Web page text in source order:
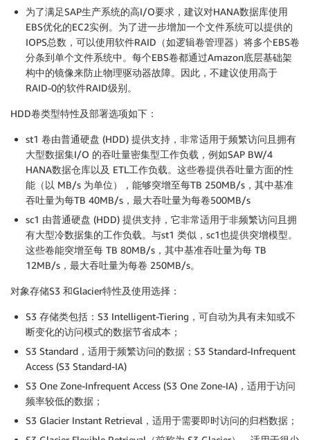
为了满足SAP生产系统的高I/O要求，建议对HANA数据库使用
EBS优化的EC2实例。为了进一步增加一个文件系统可以提供的
IOPS总数，可以使用软件RAID（如逻辑卷管理器）将多个EBS卷
分条到单个文件系统中。每个EBS卷都通过Amazon底层基础架
构中的镜像来防止物理驱动器故障。因此，不建议使用高于
RAID-0的软件RAID级别。
HDD卷类型特性及部署选项如下：
st1 卷由普通硬盘 (HDD) 提供支持，非常适用于频繁访问且拥有
大型数据集I/O 的吞吐量密集型工作负载，例如SAP BW/4
HANA数据仓库以及 ETL工作负载。这些卷提供吞吐量方面的性
能（以 MB/s 为单位），能够突增至每TB 250MB/s，其中基准
吞吐量为每TB 40MB/s，最大吞吐量为每卷500MB/s
sc1 由普通硬盘 (HDD) 提供支持，它非常适用于非频繁访问且拥
有大型冷数据集的工作负载。与st1 类似，sc1也提供突增模型。
这些卷能突增至每 TB 80MB/s，其中基准吞吐量为每 TB
12MB/s，最大吞吐量为每卷 250MB/s。
对象存储S3 和Glacier特性及使用选择：
S3 存储类包括：S3 Intelligent-Tiering，可自动为具有未知或不
断变化的访问模式的数据节省成本；
S3 Standard，适用于频繁访问的数据；S3 Standard-Infrequent
Access (S3 Standard-IA)
S3 One Zone-Infrequent Access (S3 One Zone-IA)，适用于访问
频率较低的数据；
S3 Glacier Instant Retrieval，适用于需要即时访问的归档数据；